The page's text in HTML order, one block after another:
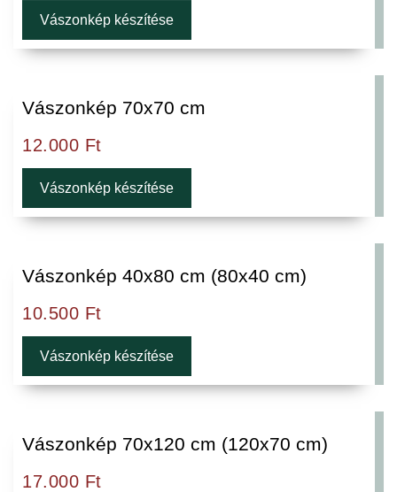
Vászonkép készítése
Vászonkép 70x70 cm
12.000 Ft
Vászonkép készítése
Vászonkép 40x80 cm (80x40 cm)
10.500 Ft
Vászonkép készítése
Vászonkép 70x120 cm (120x70 cm)
17.000 Ft